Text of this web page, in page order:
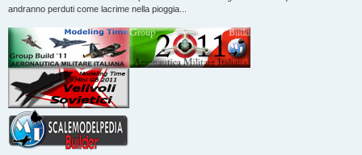
andranno perduti come lacrime nella pioggia...